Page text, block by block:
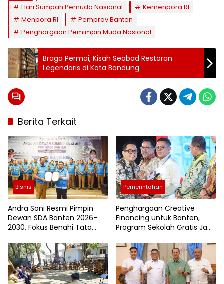
Hari Sumpah Pemuda Nasional
Kemenpora RI
Menpora RI
Pemprov Banten
Penghargaan Pemimpin Muda Nasional
Braga Permai, Kisah Seabad Restoran
Legendaris di Kota Bandung
Berita Terkait
Bisnis
Andra Soni Resmi Pimpin
Dewan SDA Banten 2026-
2030, Fokus Benahi Tata
Pemerintahan
Penghargaan Creative
Financing untuk Banten,
Program Sekolah Gratis Jadi